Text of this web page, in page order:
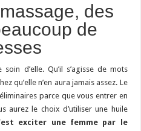
des
de
d’elle. Qu’il s’agisse de mots
qu’elle n’en aura jamais assez. Le
parce que vous entrer en
aurez le choix d’utiliser une huile
exciter une femme par le